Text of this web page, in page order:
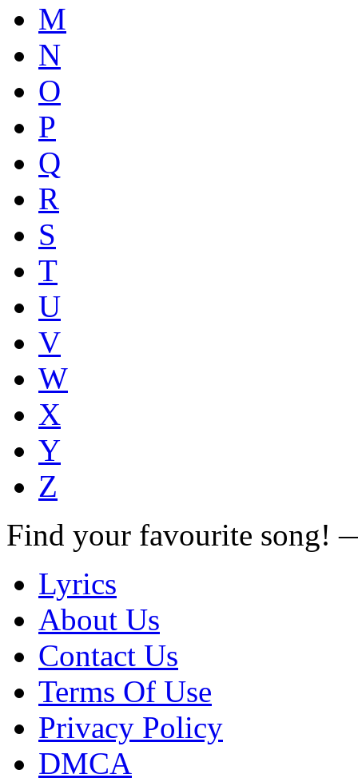
M
N
O
P
Q
R
S
T
U
V
W
X
Y
Z
Find your favourite song!
Lyrics
About Us
Contact Us
Terms Of Use
Privacy Policy
DMCA